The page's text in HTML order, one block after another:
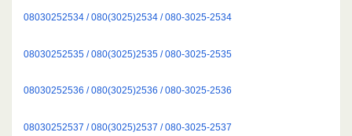
08030252534 / 080(3025)2534 / 080-3025-2534
08030252535 / 080(3025)2535 / 080-3025-2535
08030252536 / 080(3025)2536 / 080-3025-2536
08030252537 / 080(3025)2537 / 080-3025-2537